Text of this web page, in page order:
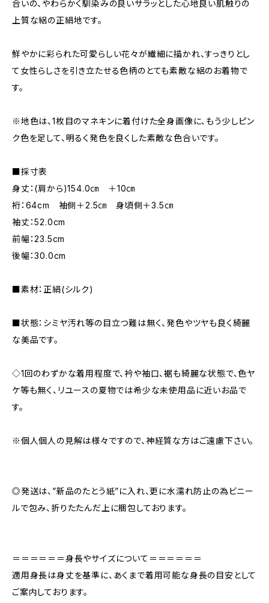
合いの、やわらかく馴染みの良いサラッとした心地良い肌触りの
上質な絽の正絹地です。
鮮やかに彩られた可愛らしい花々が繊細に描かれ、すっきりとし
て女性らしさを引き立たせる色柄のとても素敵な絽のお着物で
す。
※地色は、1枚目のマネキンに着付けた全身画像に、もう少しピン
ク色を足して、明るく発色を良くした素敵な色合いです。
■採寸表
身丈：(肩から)154.0㎝ ＋10㎝
裄：64cm 袖側＋2.5㎝ 身頃側＋3.5㎝
袖丈：52.0cm
前幅：23.5cm
後幅：30.0cm
■素材：正絹(シルク)
■状態：シミヤ汚れ等の目立つ難は無く、発色やツヤも良く綺麗
な美品です。
◇1回のわずかな着用程度で、衿や袖口、裾も綺麗な状態で、色ヤ
ケ等も無く、リユースの夏物では希少な未使用品に近いお品で
す。
※個人個人の見解は様々ですので、神経質な方はご遠慮下さい。
◎発送は、”新品のたとう紙”に入れ、更に水濡れ防止の為ビニー
ルで包み、折りたたんだ上に梱包しております。
＝＝＝＝＝＝身長やサイズについて＝＝＝＝＝＝
適用身長は身丈を基準に、あくまで着用可能な身長の目安として
ご案内しております。